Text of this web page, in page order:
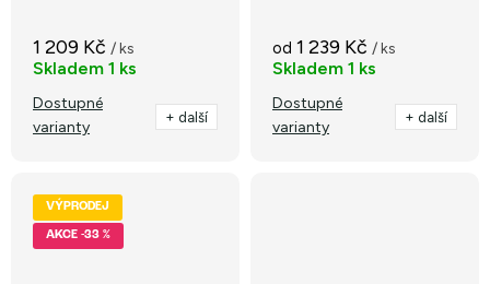
1 209 Kč / ks
Skladem 1 ks
Dostupné
varianty
+ další
od 1 239 Kč / ks
Skladem 1 ks
Dostupné
varianty
+ další
VÝPRODEJ
-33 %